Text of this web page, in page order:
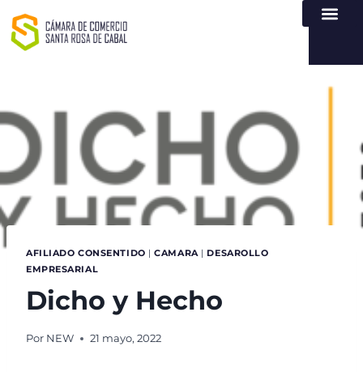
AFILIADO CONSENTIDO |CAMARA| DESAROLLO
EMPRESARIAL
Dicho y Hecho
Por NEW 21 mayo, 2022